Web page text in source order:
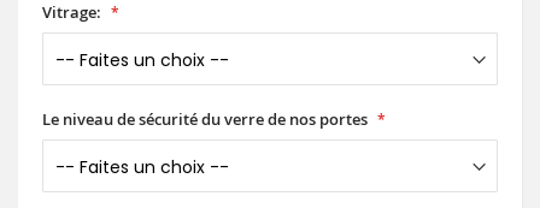
Vitrage:
Le niveau de sécurité du verre de nos portes